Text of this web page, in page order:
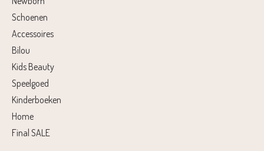
Schoenen
Accessoires
Bilou
Kids Beauty
Speelgoed
Kinderboeken
Home
Final SALE